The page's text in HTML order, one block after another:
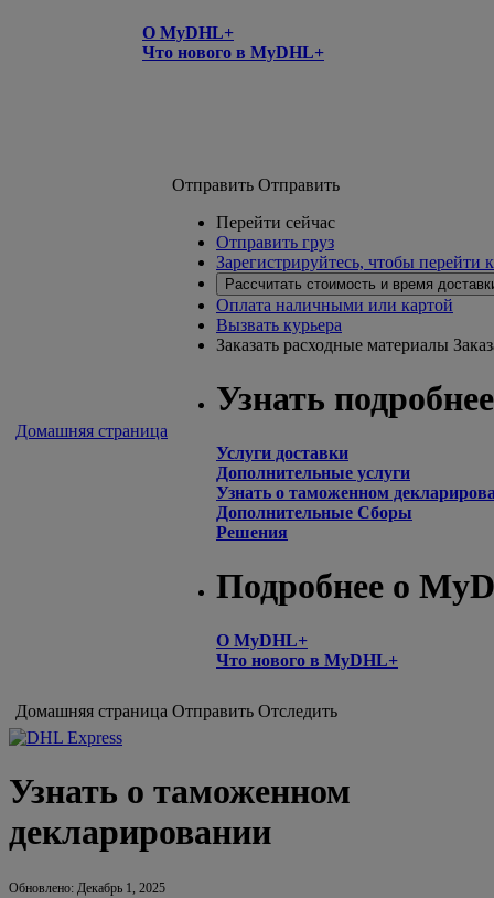
О MyDHL+
Что нового в MyDHL+
Домашняя страница
Отправить Отправить
Перейти сейчас
Отправить груз
Зарегистрируйтесь, чтобы
Рассчитать стоимость и время
Оплата наличными или картой
Вызвать курьера
Заказать расходные материалы
Узнать подробнее
Услуги доставки
Дополнительные услуги
Узнать о таможенном
Дополнительные Сборы
Решения
Подробнее о
О MyDHL+
Что нового в MyDHL+
Домашняя страница Отправить Отследить
Узнать о таможенном
декларировании
Обновлено: Декабрь 1, 2025